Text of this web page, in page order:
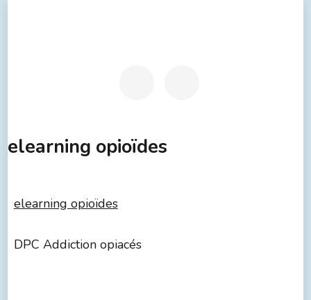
elearning opioïdes
elearning opioïdes
DPC Addiction opiacés